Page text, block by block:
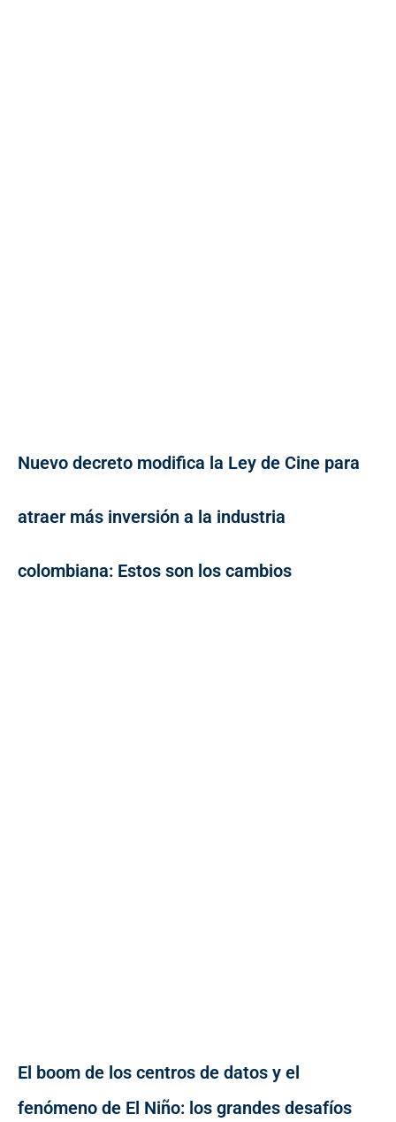
Nuevo decreto modifica la Ley de Cine para
atraer más inversión a la industria
colombiana: Estos son los cambios
El boom de los centros de datos y el
fenómeno de El Niño: los grandes desafíos